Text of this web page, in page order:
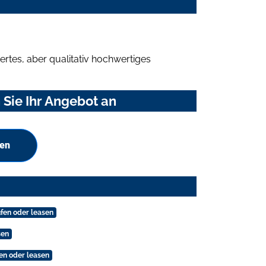
aber qualitativ hochwertiges
Ihr Angebot an
oder leasen
oder leasen